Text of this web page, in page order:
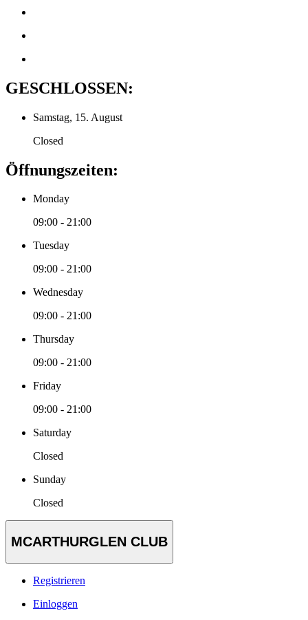
GESCHLOSSEN:
Samstag, 15. August
Closed
Öffnungszeiten:
Monday
09:00 - 21:00
Tuesday
09:00 - 21:00
Wednesday
09:00 - 21:00
Thursday
09:00 - 21:00
Friday
09:00 - 21:00
Saturday
Closed
Sunday
Closed
MCARTHURGLEN CLUB
Registrieren
Einloggen